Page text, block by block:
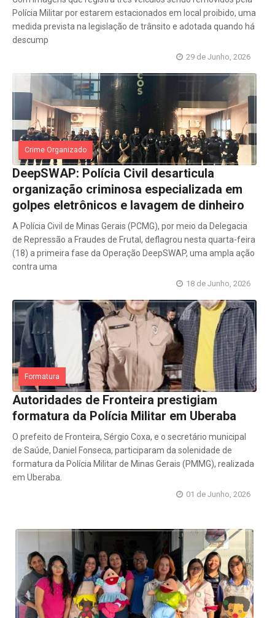
Polícia Militar por estarem estacionados em local proibido, uma
medida prevista na legislação de trânsito e adotada quando há
descump
29 de Junho, 2026
Crime Organizado
DeepSWAP: Polícia Civil desarticula
organização criminosa especializada em
golpes eletrônicos e lavagem de dinheiro
A Polícia Civil de Minas Gerais (PCMG), por meio da Delegacia
de Repressão a Fraudes de Frutal, deflagrou nesta quarta-feira
(18) a primeira fase da Operação DeepSWAP, uma ampla ação
contra uma
18 de Junho, 2026
Formatura
Autoridades de Fronteira prestigiam
formatura da Polícia Militar em Uberaba
O prefeito de Fronteira, Sérgio Coxa, e o secretário municipal
de Saúde, Daniel Fonseca, participaram da solenidade de
formatura da Polícia Militar de Minas Gerais (PMMG), realizada
em Uberaba.
01 de Junho, 2026